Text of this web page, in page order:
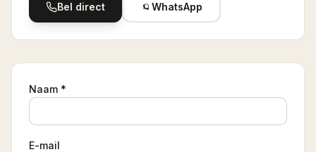
Bel direct WhatsApp
Naam *
E-mail